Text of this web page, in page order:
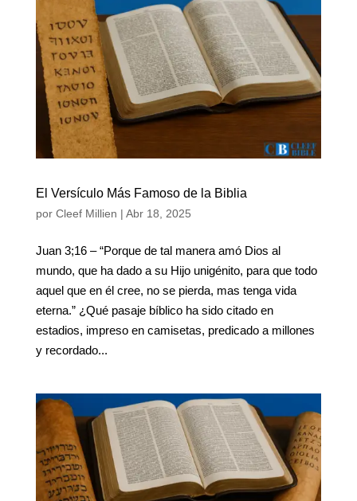
El Versículo Más Famoso de la Biblia
por Cleef Millien | Abr 18, 2025
Juan 3;16 – “Porque de tal manera amó Dios al
mundo, que ha dado a su Hijo unigénito, para que todo
aquel que en él cree, no se pierda, mas tenga vida
eterna.” ¿Qué pasaje bíblico ha sido citado en
estadios, impreso en camisetas, predicado a millones
y recordado...